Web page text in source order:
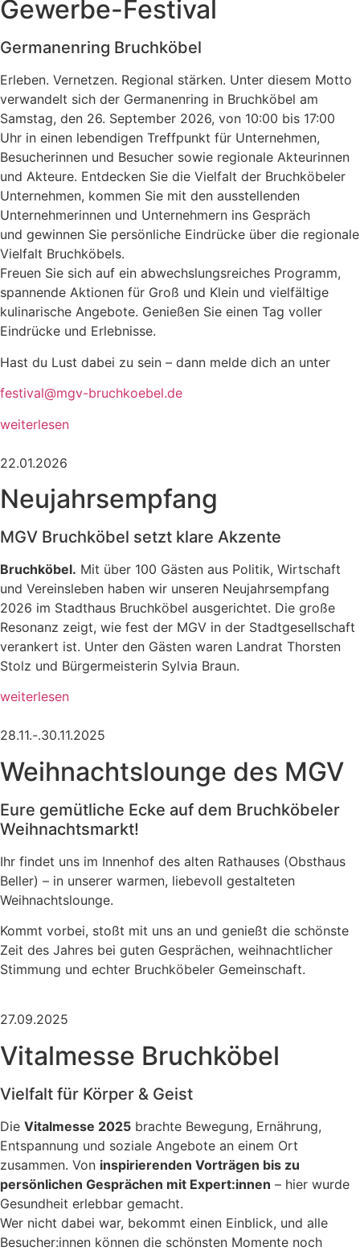
Gewerbe-Festival
Germanenring Bruchköbel
Erleben. Vernetzen. Regional stärken. Unter diesem Motto
verwandelt sich der Germanenring in Bruchköbel am
Samstag, den 26. September 2026, von 10:00 bis 17:00
Uhr in einen lebendigen Treffpunkt für Unternehmen,
Besucherinnen und Besucher sowie regionale Akteurinnen
und Akteure. Entdecken Sie die Vielfalt der Bruchköbeler
Unternehmen, kommen Sie mit den ausstellenden
Unternehmerinnen und Unternehmern ins Gespräch
und gewinnen Sie persönliche Eindrücke über die regionale
Vielfalt Bruchköbels.
Freuen Sie sich auf ein abwechslungsreiches Programm,
spannende Aktionen für Groß und Klein und vielfältige
kulinarische Angebote. Genießen Sie einen Tag voller
Eindrücke und Erlebnisse.
Hast du Lust dabei zu sein – dann melde dich an unter
festival@mgv-bruchkoebel.de
weiterlesen
22.01.2026
Neujahrsempfang
MGV Bruchköbel setzt klare Akzente
Bruchköbel. Mit über 100 Gästen aus Politik, Wirtschaft
und Vereinsleben haben wir unseren Neujahrsempfang
2026 im Stadthaus Bruchköbel ausgerichtet. Die große
Resonanz zeigt, wie fest der MGV in der Stadtgesellschaft
verankert ist. Unter den Gästen waren Landrat Thorsten
Stolz und Bürgermeisterin Sylvia Braun.
weiterlesen
28.11.-.30.11.2025
Weihnachtslounge des MGV
Eure gemütliche Ecke auf dem Bruchköbeler
Weihnachtsmarkt!
Ihr findet uns im Innenhof des alten Rathauses (Obsthaus
Beller) – in unserer warmen, liebevoll gestalteten
Weihnachtslounge.
Kommt vorbei, stoßt mit uns an und genießt die schönste
Zeit des Jahres bei guten Gesprächen, weihnachtlicher
Stimmung und echter Bruchköbeler Gemeinschaft.
27.09.2025
Vitalmesse Bruchköbel
Vielfalt für Körper & Geist
Die Vitalmesse 2025 brachte Bewegung, Ernährung,
Entspannung und soziale Angebote an einem Ort
zusammen. Von inspirierenden Vorträgen bis zu
persönlichen Gesprächen mit Expert:innen – hier wurde
Gesundheit erlebbar gemacht.
Wer nicht dabei war, bekommt einen Einblick, und alle
Besucher:innen können die schönsten Momente noch